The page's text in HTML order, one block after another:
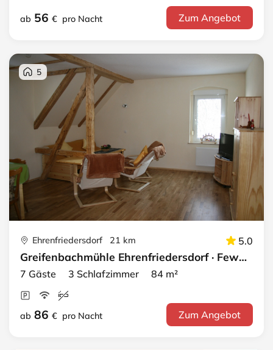
ab 56 € pro Nacht Zum Angebot
5
Ehrenfriedersdorf 21 km 5.0
Greifenbachmühle Ehrenfriedersdorf · Fewo 2 - OG rechts
7 Gäste 3 Schlafzimmer 84 m²
ab 86 € pro Nacht Zum Angebot